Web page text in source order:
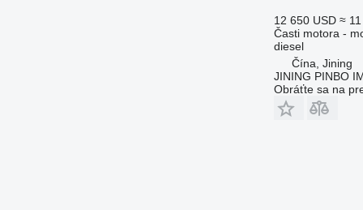
12 650 USD ≈
Časti motora -
diesel
Čína, Jining
JINING PINBO
Obráťte sa na